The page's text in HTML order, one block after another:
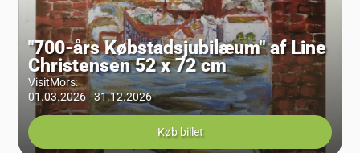
"700-års Købstadsjubilæum" af Line
Christensen 52 x 72 cm
VisitMors:
01.03.2026 - 31.12.2026
Køb billet